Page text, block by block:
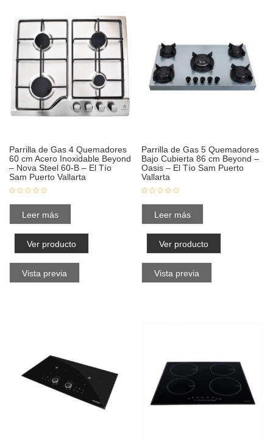
Parrilla de Gas 4 Quemadores
60 cm Acero Inoxidable Beyond
– Nova Steel 60-B – El Tío
Sam Puerto Vallarta
Leer más
Ver producto
Vista previa
Parrilla de Gas 5 Quemadores
Bajo Cubierta 86 cm Beyond –
Oasis – El Tío Sam Puerto
Vallarta
Leer más
Ver producto
Vista previa